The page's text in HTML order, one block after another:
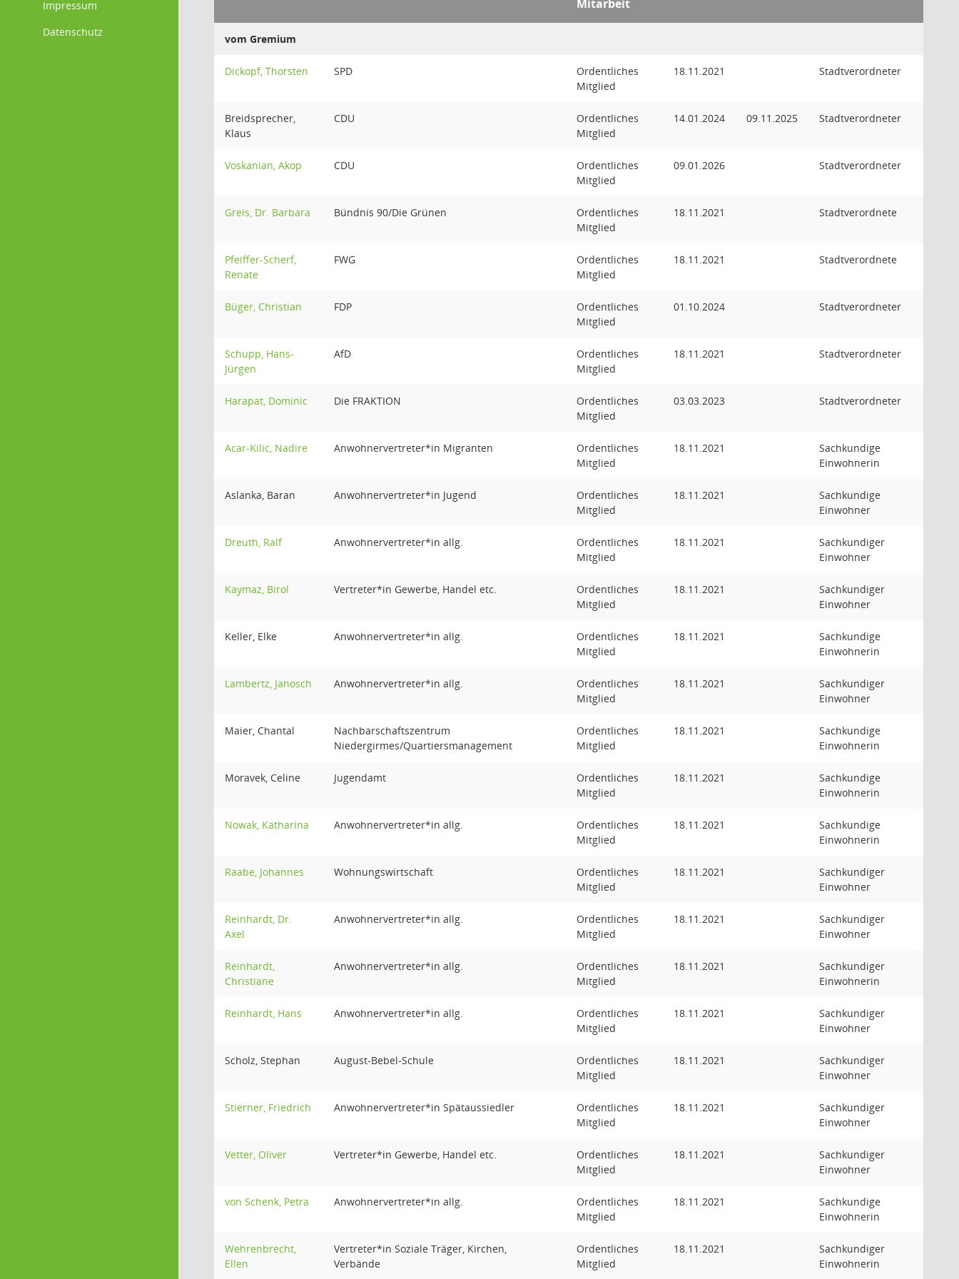
Impressum
Datenschutz
Mitarbeit
vom Gremium
Dickopf, Thorsten SPD
Ordentliches
Mitglied
18.11.2021 Stadtverordneter
Breidsprecher,
Klaus
CDU
Ordentliches
Mitglied
14.01.2024 09.11.2025 Stadtverordneter
Voskanian, Akop CDU
Ordentliches
Mitglied
09.01.2026 Stadtverordneter
Greis, Dr. Barbara Bündnis 90/Die Grünen
Ordentliches
Mitglied
18.11.2021 Stadtverordnete
Pfeiffer-Scherf,
Renate
FWG
Ordentliches
Mitglied
18.11.2021 Stadtverordnete
Büger, Christian FDP
Ordentliches
Mitglied
01.10.2024 Stadtverordneter
Schupp, Hans-
Jürgen
AfD
Ordentliches
Mitglied
18.11.2021 Stadtverordneter
Harapat, Dominic Die FRAKTION
Ordentliches
Mitglied
03.03.2023 Stadtverordneter
Acar-Kilic, Nadire Anwohnervertreter*in Migranten
Ordentliches
Mitglied
18.11.2021
Sachkundige
Einwohnerin
Aslanka, Baran Anwohnervertreter*in Jugend
Ordentliches
Mitglied
18.11.2021
Sachkundige
Einwohner
Dreuth, Ralf Anwohnervertreter*in allg.
Ordentliches
Mitglied
18.11.2021
Sachkundiger
Einwohner
Kaymaz, Birol Vertreter*in Gewerbe, Handel etc.
Ordentliches
Mitglied
18.11.2021
Sachkundiger
Einwohner
Keller, Elke Anwohnervertreter*in allg.
Ordentliches
Mitglied
18.11.2021
Sachkundige
Einwohnerin
Lambertz, Janosch Anwohnervertreter*in allg.
Ordentliches
Mitglied
18.11.2021
Sachkundiger
Einwohner
Maier, Chantal
Nachbarschaftszentrum
Niedergirmes/Quartiersmanagement
Ordentliches
Mitglied
18.11.2021
Sachkundige
Einwohnerin
Moravek, Celine Jugendamt
Ordentliches
Mitglied
18.11.2021
Sachkundige
Einwohnerin
Nowak, Katharina Anwohnervertreter*in allg.
Ordentliches
Mitglied
18.11.2021
Sachkundige
Einwohnerin
Raabe, Johannes Wohnungswirtschaft
Ordentliches
Mitglied
18.11.2021
Sachkundiger
Einwohner
Reinhardt, Dr.
Axel
Anwohnervertreter*in allg.
Ordentliches
Mitglied
18.11.2021
Sachkundiger
Einwohner
Reinhardt,
Christiane
Anwohnervertreter*in allg.
Ordentliches
Mitglied
18.11.2021
Sachkundiger
Einwohnerin
Reinhardt, Hans Anwohnervertreter*in allg.
Ordentliches
Mitglied
18.11.2021
Sachkundiger
Einwohner
Scholz, Stephan August-Bebel-Schule
Ordentliches
Mitglied
18.11.2021
Sachkundiger
Einwohner
Stierner, Friedrich Anwohnervertreter*in Spätaussiedler
Ordentliches
Mitglied
18.11.2021
Sachkundiger
Einwohner
Vetter, Oliver Vertreter*in Gewerbe, Handel etc.
Ordentliches
Mitglied
18.11.2021
Sachkundiger
Einwohner
von Schenk, Petra Anwohnervertreter*in allg.
Ordentliches
Mitglied
18.11.2021
Sachkundige
Einwohnerin
Wehrenbrecht,
Ellen
Vertreter*in Soziale Träger, Kirchen,
Verbände
Ordentliches
Mitglied
18.11.2021
Sachkundiger
Einwohnerin